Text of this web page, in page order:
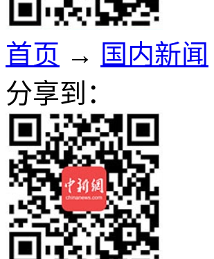
首页 → 国内新闻
分享到：